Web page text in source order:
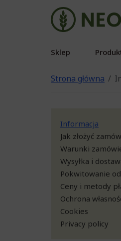
Sklep
Strona główna
Informacja
Jak złożyć
Warunki
Wysyłka i
Pokwitowanie
Ceny i metody
Ochrona
Cookies
Privacy policy